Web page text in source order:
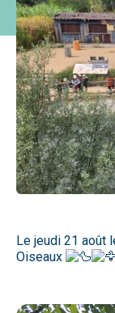
Le jeudi 21 août
Oiseaux